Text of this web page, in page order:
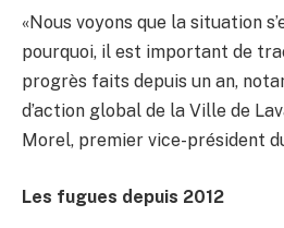
«Nous voyons que la situation
pourquoi, il est important de
progrès faits depuis un an,
d’action global de la Ville de
Morel, premier vice-président
Les fugues depuis 2012